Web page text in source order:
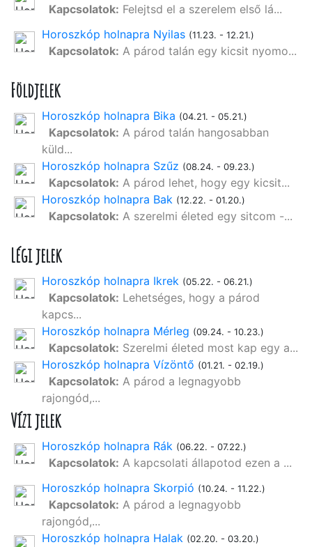
Kapcsolatok: Felejtsd el a szerelem első lá...
Horoszkóp holnapra Nyilas (11.23. - 12.21.)
Kapcsolatok: A párod talán egy kicsit nyomo...
Földjelek
Horoszkóp holnapra Bika (04.21. - 05.21.)
Kapcsolatok: A párod talán hangosabban
küld...
Horoszkóp holnapra Szűz (08.24. - 09.23.)
Kapcsolatok: A párod lehet, hogy egy kicsit...
Horoszkóp holnapra Bak (12.22. - 01.20.)
Kapcsolatok: A szerelmi életed egy sitcom -...
Légi jelek
Horoszkóp holnapra Ikrek (05.22. - 06.21.)
Kapcsolatok: Lehetséges, hogy a párod
kapcs...
Horoszkóp holnapra Mérleg (09.24. - 10.23.)
Kapcsolatok: Szerelmi életed most kap egy a...
Horoszkóp holnapra Vízöntő (01.21. - 02.19.)
Kapcsolatok: A párod a legnagyobb
rajongód,...
Vízi jelek
Horoszkóp holnapra Rák (06.22. - 07.22.)
Kapcsolatok: A kapcsolati állapotod ezen a ...
Horoszkóp holnapra Skorpió (10.24. - 11.22.)
Kapcsolatok: A párod a legnagyobb
rajongód,...
Horoszkóp holnapra Halak (02.20. - 03.20.)